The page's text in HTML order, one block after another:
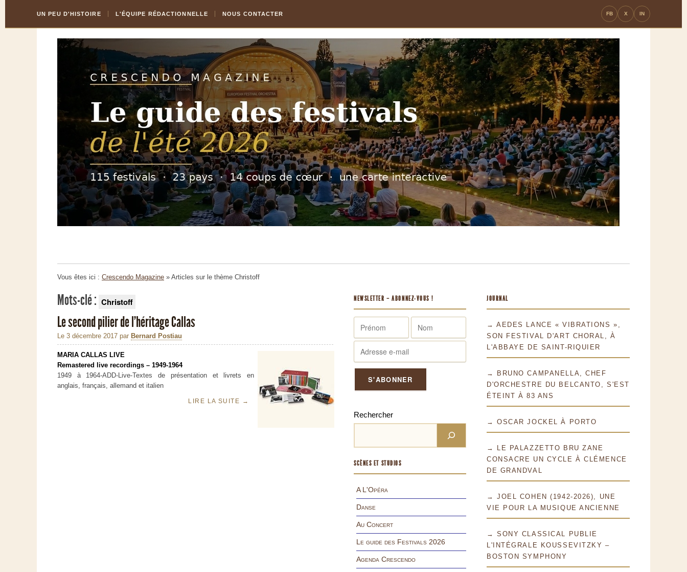
Content
la
UN PEU D'HISTOIRE L'ÉQUIPE RÉDACTIONNELLE NOUS CONTACTER FB X IN
Vous êtes ici : Crescendo Magazine » Articles sur le thème Christoff
Mots-clé : Christoff
Le second pilier de l'héritage Callas
Le 3 décembre 2017 par Bernard Postiau
MARIA CALLAS LIVE
Remastered live recordings – 1949-1964
1949 à 1964-ADD-Live-Textes de présentation et livrets en
anglais, français, allemand et italien
LIRE LA SUITE →
NEWSLETTER – ABONNEZ-VOUS !
Rechercher
SCÈNES ET STUDIOS
A L'Opéra
Danse
Au Concert
Le guide des Festivals 2026
Agenda Crescendo
JOURNAL
→ AEDES LANCE « VIBRATIONS »,
SON FESTIVAL D'ART CHORAL, À
L'ABBAYE DE SAINT-RIQUIER
→ BRUNO CAMPANELLA, CHEF
D'ORCHESTRE DU BELCANTO, S'EST
ÉTEINT À 83 ANS
→ OSCAR JOCKEL À PORTO
→ LE PALAZZETTO BRU ZANE
CONSACRE UN CYCLE À CLÉMENCE
DE GRANDVAL
→ JOEL COHEN (1942-2026), UNE
VIE POUR LA MUSIQUE ANCIENNE
→ SONY CLASSICAL PUBLIE
L'INTÉGRALE KOUSSEVITZKY –
BOSTON SYMPHONY